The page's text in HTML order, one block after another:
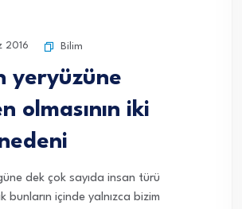
2016 Bilim
yeryüzüne
olmasının iki
dek çok sayıda insan türü
bunların içinde yalnızca bizim